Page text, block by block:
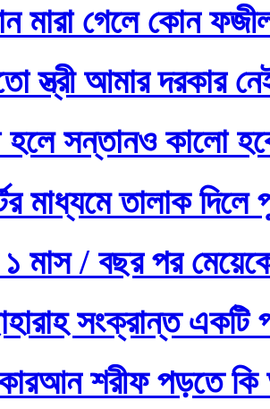
মারা গেলে কোন
স্ত্রী আমার দরকার
হলে সন্তানও কালো
মাধ্যমে তালাক দিলে
১ মাস / বছর পর
সংক্রান্ত
শরীফ পড়তে